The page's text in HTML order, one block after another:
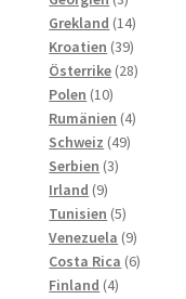
produkter
Grekland 1414
Kroatien 3939
produkter
Österrike 2828
Polen 1010
produkter
Rumänien 44
Schweiz 4949
Serbien 33
Irland 99
produkter
Tunisien 55
produkter
Venezuela 99
Costa Rica 66
Finland 44